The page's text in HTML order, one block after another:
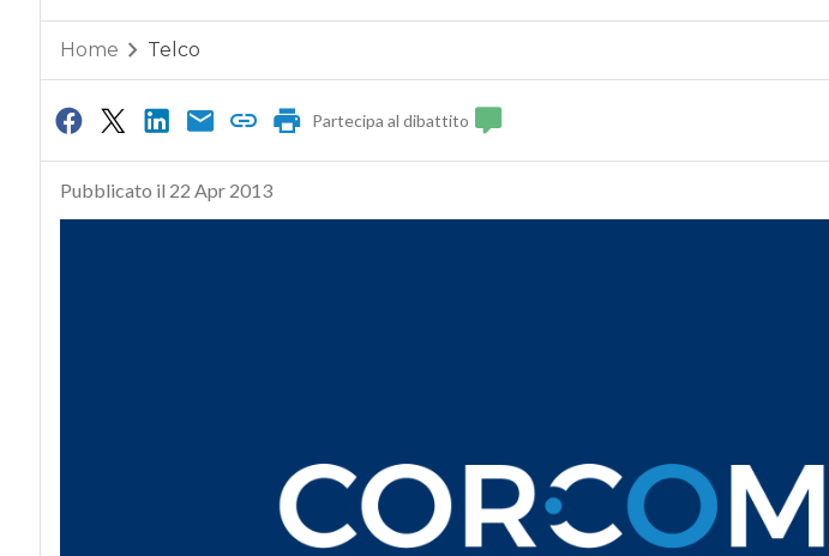
Home Telco
Partecipa al dibattito
Pubblicato il 22 Apr 2013